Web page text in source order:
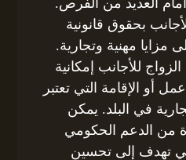
بحقوق قانونية
مهنية وتجارية.
للأجانب إمكانية
أو الإقامة التي تعتبر
في البلد. يمكن
من الدعم الحكومي
تهدف إلى تحسين